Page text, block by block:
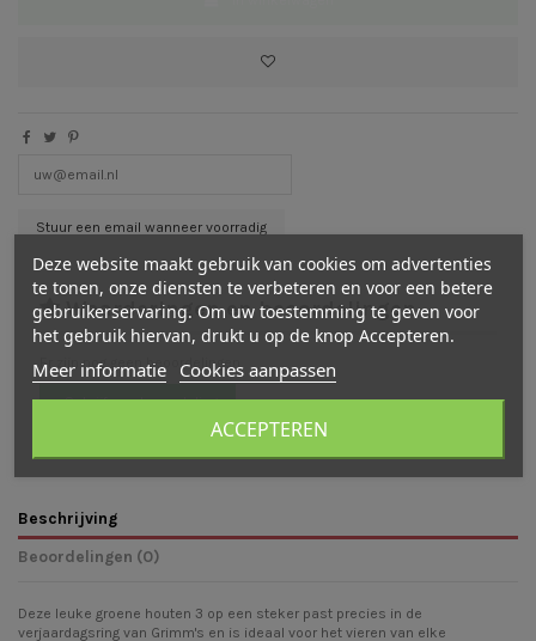
Waarderingen en beoordelingen
Er zijn nog geen beoordelingen
Schrijf een beoordeling
Beschrijving
Beoordelingen (0)
Deze leuke groene houten 3 op een steker past precies in de
verjaardagsring van Grimm's en is ideaal voor het vieren van elke
Deze website maakt gebruik van cookies om advertenties
te tonen, onze diensten te verbeteren en voor een betere
gebruikerservaring. Om uw toestemming te geven voor
het gebruik hiervan, drukt u op de knop Accepteren.
Meer informatie Cookies aanpassen
ACCEPTEREN